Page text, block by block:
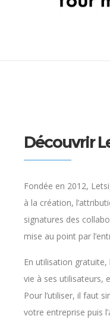
Découvrir
Fondée en 2012,
à la création,
signatures des
mise au point par
En utilisation
vie à ses utilisateurs,
Pour l’utiliser, il faut
votre entreprise puis